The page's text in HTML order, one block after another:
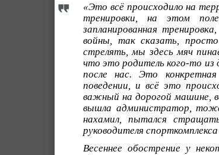
«Это всё происходило на
тренировки, на этом
запланированная
войны, так сказать,
стрелять, мы здесь мяч
что это родитель кого-то
после нас. Это
поведении, и всё это
важный на дорогой машине,
вышла администратор,
нахамил, пытался
руководителя
Весеннее обострение у